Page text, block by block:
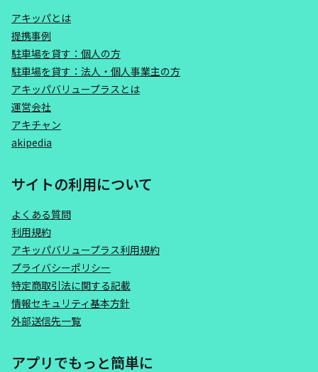
アキッパとは
提携事例
駐車場を貸す：個人の方
駐車場を貸す：法人・個人事業主の方
アキッパバリュープラスとは
運営会社
アキチャン
akipedia
サイトの利用について
よくある質問
利用規約
アキッパバリュープラス利用規約
プライバシーポリシー
特定商取引法に関する記載
情報セキュリティ基本方針
外部送信先一覧
アプリでもっと簡単に